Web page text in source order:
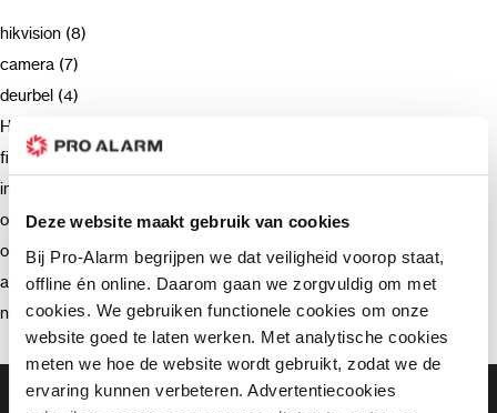
Deze website maakt gebruik van cookies
Bij Pro-Alarm begrijpen we dat veiligheid voorop staat,
offline én online. Daarom gaan we zorgvuldig om met
cookies. We gebruiken functionele cookies om onze
website goed te laten werken. Met analytische cookies
meten we hoe de website wordt gebruikt, zodat we de
ervaring kunnen verbeteren. Advertentiecookies
hikvision (8)
camera (7)
deurbel (4)
Hikvision (3)
firmware (3)
installatie (2)
ondersteuning (2)
opnemen (2)
advies (2)
netwerkrecorder (2)
Gratis bezorging vanaf €99,-